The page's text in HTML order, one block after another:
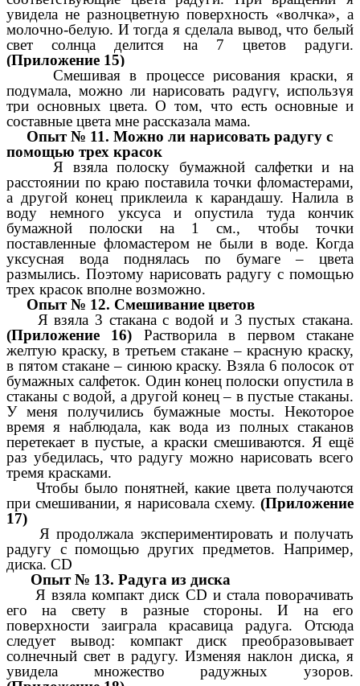
увидела не разноцветную поверхность «волчка», а
молочно-белую. И тогда я сделала вывод, что белый
свет солнца делится на 7 цветов радуги.
(Приложение 15)
Смешивая в процессе рисования краски, я
подумала, можно ли нарисовать радугу, используя
три основных цвета. О том, что есть основные и
составные цвета мне рассказала мама.
Опыт № 11. Можно ли нарисовать радугу с
помощью трех красок
Я взяла полоску бумажной салфетки и на
расстоянии по краю поставила точки фломастерами,
а другой конец приклеила к карандашу. Налила в
воду немного уксуса и опустила туда кончик
бумажной полоски на 1 см., чтобы точки
поставленные фломастером не были в воде. Когда
уксусная вода поднялась по бумаге – цвета
размылись. Поэтому нарисовать радугу с помощью
трех красок вполне возможно.
Опыт № 12. Смешивание цветов
Я взяла 3 стакана с водой и 3 пустых стакана.
(Приложение 16) Растворила в первом стакане
желтую краску, в третьем стакане – красную краску,
в пятом стакане – синюю краску. Взяла 6 полосок от
бумажных салфеток. Один конец полоски опустила в
стаканы с водой, а другой конец – в пустые стаканы.
У меня получились бумажные мосты. Некоторое
время я наблюдала, как вода из полных стаканов
перетекает в пустые, а краски смешиваются. Я ещё
раз убедилась, что радугу можно нарисовать всего
тремя красками.
Чтобы было понятней, какие цвета получаются
при смешивании, я нарисовала схему. (Приложение
17)
Я продолжала экспериментировать и получать
радугу с помощью других предметов. Например,
диска. CD
Опыт № 13. Радуга из диска
Я взяла компакт диск CD и стала поворачивать
его на свету в разные стороны. И на его
поверхности заиграла красавица радуга. Отсюда
следует вывод: компакт диск преобразовывает
солнечный свет в радугу. Изменяя наклон диска, я
увидела множество радужных узоров.